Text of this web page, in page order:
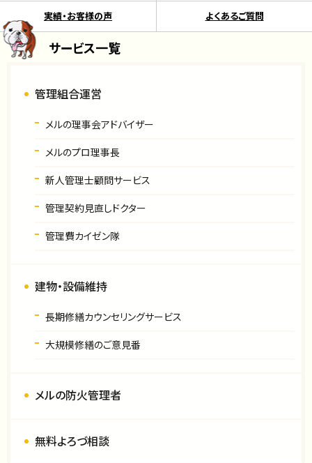
実績・お客様の声 よくあるご質問
サービス一覧
管理組合運営
メルの理事会アドバイザー
メルのプロ理事長
新人管理士顧問サービス
管理契約見直しドクター
管理費カイゼン隊
建物・設備維持
長期修繕カウンセリングサービス
大規模修繕のご意見番
メルの防火管理者
無料よろづ相談